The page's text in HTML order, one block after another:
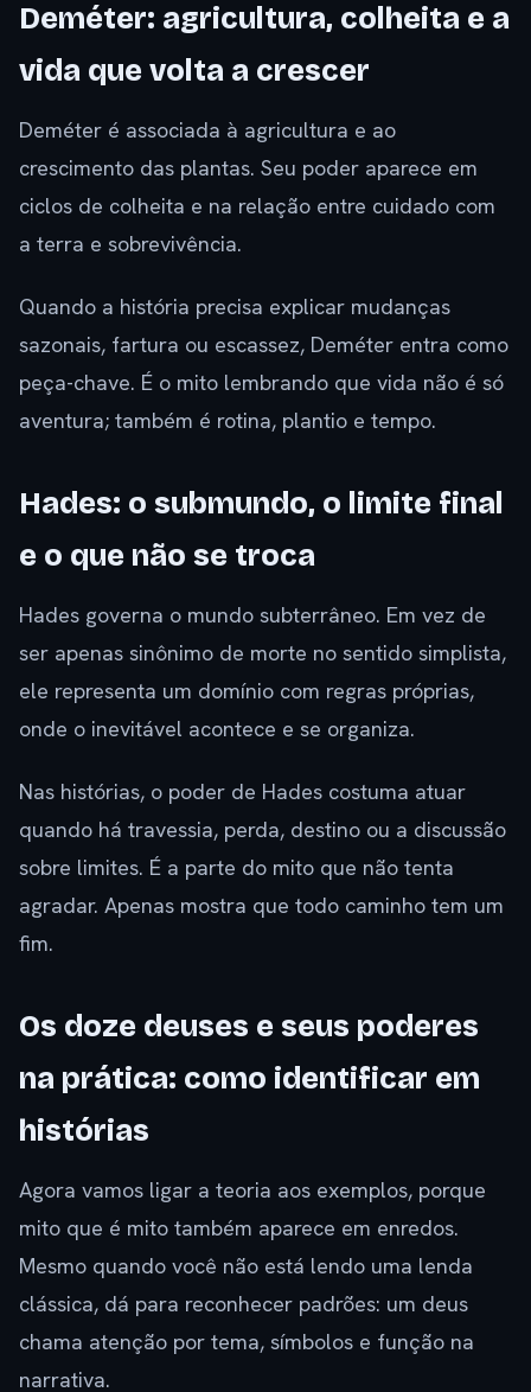
Deméter: agricultura, colheita e a
vida que volta a crescer
Deméter é associada à agricultura e ao
crescimento das plantas. Seu poder aparece em
ciclos de colheita e na relação entre cuidado com
a terra e sobrevivência.
Quando a história precisa explicar mudanças
sazonais, fartura ou escassez, Deméter entra como
peça-chave. É o mito lembrando que vida não é só
aventura; também é rotina, plantio e tempo.
Hades: o submundo, o limite final
e o que não se troca
Hades governa o mundo subterrâneo. Em vez de
ser apenas sinônimo de morte no sentido simplista,
ele representa um domínio com regras próprias,
onde o inevitável acontece e se organiza.
Nas histórias, o poder de Hades costuma atuar
quando há travessia, perda, destino ou a discussão
sobre limites. É a parte do mito que não tenta
agradar. Apenas mostra que todo caminho tem um
fim.
Os doze deuses e seus poderes
na prática: como identificar em
histórias
Agora vamos ligar a teoria aos exemplos, porque
mito que é mito também aparece em enredos.
Mesmo quando você não está lendo uma lenda
clássica, dá para reconhecer padrões: um deus
chama atenção por tema, símbolos e função na
narrativa.